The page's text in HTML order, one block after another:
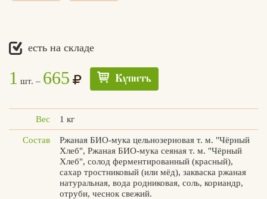
Едлин
есть на складе
1 шт. – 665 Купить
Вес 1 кг
Состав
Ржаная БИО-мука цельнозерновая т. м. "Чёрный
Хлеб", Ржаная БИО-мука сеяная т. м. "Чёрный
Хлеб", солод ферментированный (красный),
сахар тростниковый (или мёд), закваска ржаная
натуральная, вода родниковая, соль, кориандр,
отруби, чеснок свежий.